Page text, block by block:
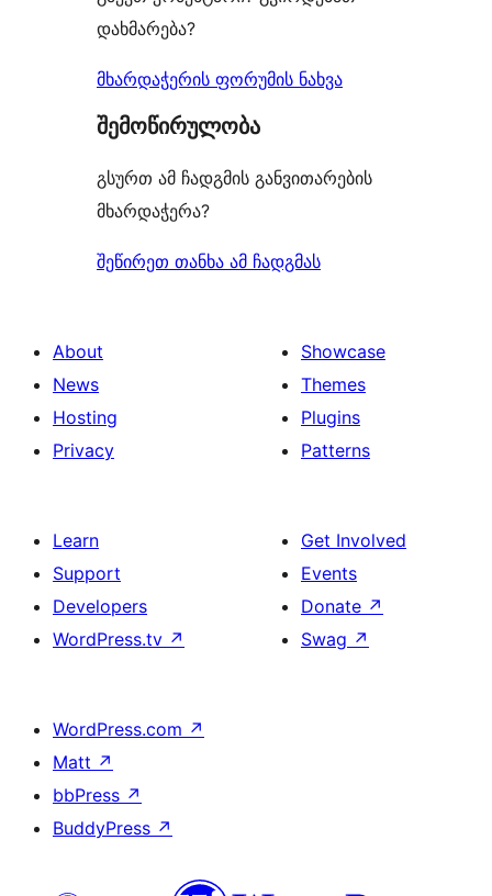
დახმარება?
მხარდაჭერის ფორუმის ნახვა
შემოწირულობა
გსურთ ამ ჩადგმის განვითარების
მხარდაჭერა?
შეწირეთ თანხა ამ ჩადგმას
About
News
Hosting
Privacy
Showcase
Themes
Plugins
Patterns
Learn
Support
Developers
WordPress.tv ↗
Get Involved
Events
Donate ↗
Swag ↗
WordPress.com ↗
Matt ↗
bbPress ↗
BuddyPress ↗